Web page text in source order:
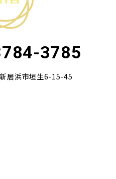
3785
居浜市垣生6-15-45